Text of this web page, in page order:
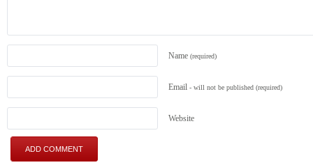
Name (required)
Email - will not be published (required)
Website